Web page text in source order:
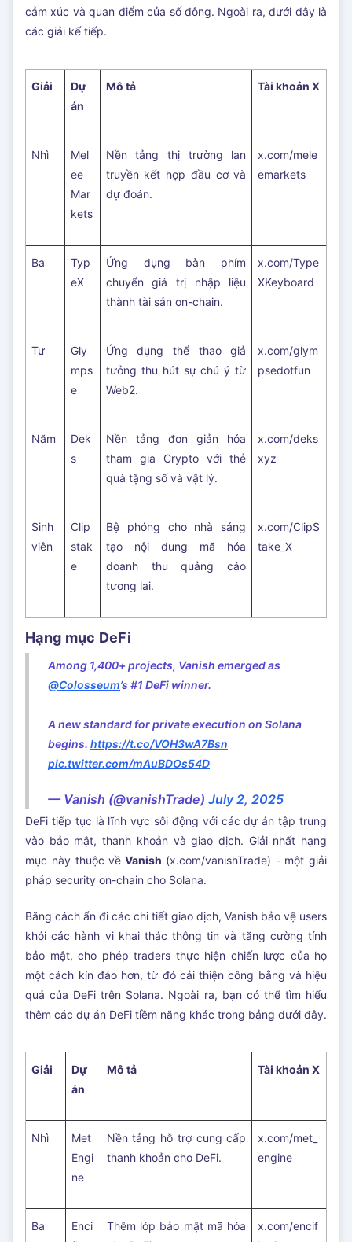
cảm xúc và quan điểm của số đông. Ngoài ra, dưới đây là
các giải kế tiếp.
Giải
Dự
án
Mô tả Tài khoản X
Nhì
Mel
ee
Mar
kets
Nền tảng thị trường lan
truyền kết hợp đầu cơ và
dự đoán.
x.com/mele
emarkets
Ba
Typ
eX
Ứng dụng bàn phím
chuyển giá trị nhập liệu
thành tài sản on-chain.
x.com/Type
XKeyboard
Tư
Gly
mps
e
Ứng dụng thể thao giả
tưởng thu hút sự chú ý từ
Web2.
x.com/glym
psedotfun
Năm
Dek
s
Nền tảng đơn giản hóa
tham gia Crypto với thẻ
quà tặng số và vật lý.
x.com/deks
xyz
Sinh
viên
Clip
stak
e
Bệ phóng cho nhà sáng
tạo nội dung mã hóa
doanh thu quảng cáo
tương lai.
x.com/ClipS
take_X
Hạng mục DeFi
Among 1,400+ projects, Vanish emerged as
@Colosseum’s #1 DeFi winner.
A new standard for private execution on Solana
begins. https://t.co/VOH3wA7Bsn
pic.twitter.com/mAuBDOs54D
— Vanish (@vanishTrade) July 2, 2025
DeFi tiếp tục là lĩnh vực sôi động với các dự án tập trung
vào bảo mật, thanh khoản và giao dịch. Giải nhất hạng
mục này thuộc về Vanish (x.com/vanishTrade) - một giải
pháp security on-chain cho Solana.
Bằng cách ẩn đi các chi tiết giao dịch, Vanish bảo vệ users
khỏi các hành vi khai thác thông tin và tăng cường tính
bảo mật, cho phép traders thực hiện chiến lược của họ
một cách kín đáo hơn, từ đó cải thiện công bằng và hiệu
quả của DeFi trên Solana. Ngoài ra, bạn có thể tìm hiểu
thêm các dự án DeFi tiềm năng khác trong bảng dưới đây.
Giải
Dự
án
Mô tả Tài khoản X
Nhì
Met
Engi
ne
Nền tảng hỗ trợ cung cấp
thanh khoản cho DeFi.
x.com/met_
engine
Ba
Enci
Thêm lớp bảo mật mã hóa
x.com/encif